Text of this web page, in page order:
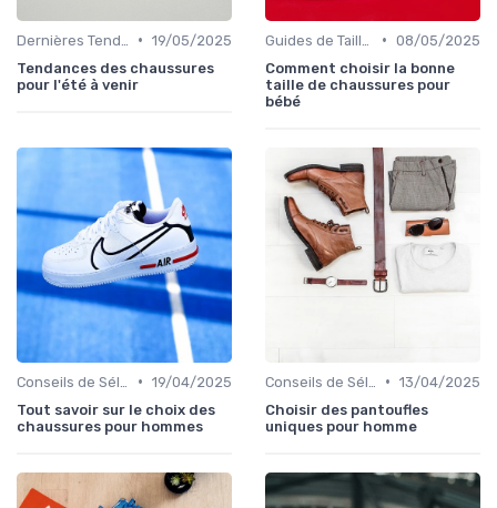
• 19/05/2025
Tendances des chaussures
pour l'été à venir
• 08/05/2025
Comment choisir la bonne
taille de chaussures pour
bébé
• 19/04/2025
Tout savoir sur le choix des
chaussures pour hommes
• 13/04/2025
Choisir des pantoufles
uniques pour homme